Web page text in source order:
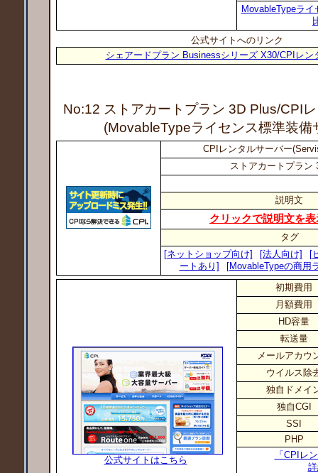
MovableTypeラ
公式サイトへのリンク
シェアードプラン Businessシリーズ X30/CPIレン
No:12 ストアカートプラン 3D Plus/CPI
(MovableTypeライセンス標準装備
CPIレンタルサーバー
ストアカートプラン
説明文
クリックで説明文を
タグ
[ネットショップ向け]
[法人向け]
[
ートあり]
[MovableTypeの商用
公式サイトはこちら
初期費用
月額費用
HD容量
転送量
メールアカウ
ウイルス除
独自ドメイ
独自CGI
SSI
PHP
「CPIレ